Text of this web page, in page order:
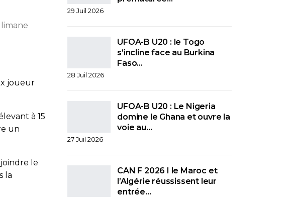
joueur
à 15
un
le
la
29 Juil 2026
UFOA-B U20 : le Togo
s’incline face au Burkina
Faso…
28 Juil 2026
UFOA-B U20 : Le Nigeria
domine le Ghana et ouvre la
voie au…
27 Juil 2026
CAN F 2026 I le Maroc et
l’Algérie réussissent leur
entrée…